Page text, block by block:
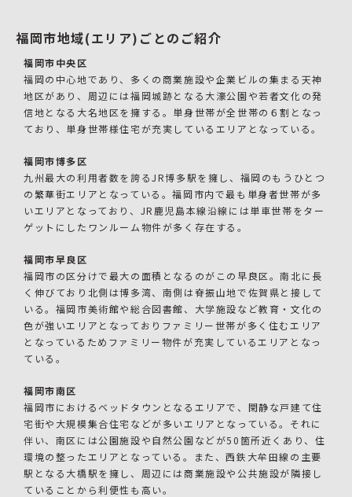
福岡市地域(エリア)ごとのご紹介
福岡市中央区
福岡の中心地であり、多くの商業施設や企業ビルの集まる天神
地区があり、周辺には福岡城跡となる大濠公園や若者文化の発
信地となる大名地区を擁する。単身世帯が全世帯の６割となっ
ており、単身世帯様住宅が充実しているエリアとなっている。
福岡市博多区
九州最大の利用者数を誇るJR博多駅を擁し、福岡のもうひとつ
の繁華街エリアとなっている。福岡市内で最も単身者世帯が多
いエリアとなっており、JR鹿児島本線沿線には単車世帯をター
ゲットにしたワンルーム物件が多く存在する。
福岡市早良区
福岡市の区分けで最大の面積となるのがこの早良区。南北に長
く伸びており北側は博多湾、南側は脊振山地で佐賀県と接して
いる。福岡市美術館や総合図書館、大学施設など教育・文化の
色が強いエリアとなっておりファミリー世帯が多く住むエリア
となっているためファミリー物件が充実しているエリアとなっ
ている。
福岡市南区
福岡市におけるベッドタウンとなるエリアで、閑静な戸建て住
宅街や大規模集合住宅などが多いエリアとなっている。それに
伴い、南区には公園施設や自然公園などが50箇所近くあり、住
環境の整ったエリアとなっている。また、西鉄大牟田線の主要
駅となる大橋駅を擁し、周辺には商業施設や公共施設が隣接し
ていることから利便性も高い。